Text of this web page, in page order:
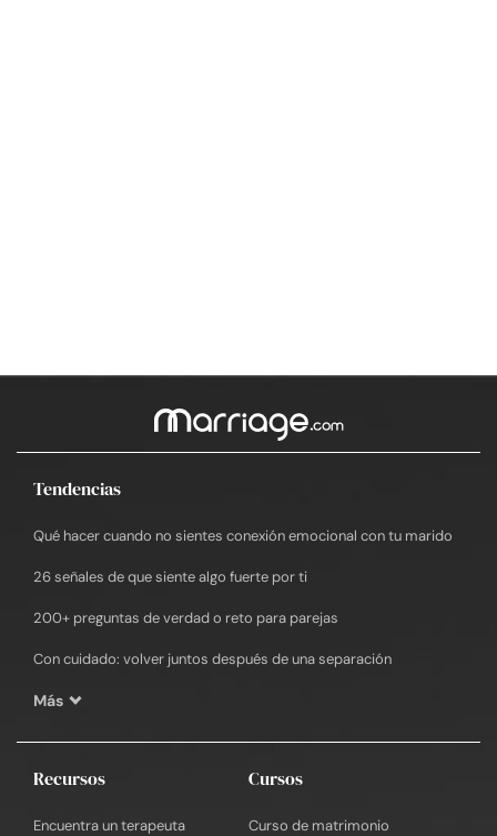
Tendencias
Qué hacer cuando no sientes conexión emocional con tu marido
26 señales de que siente algo fuerte por ti
200+ preguntas de verdad o reto para parejas
Con cuidado: volver juntos después de una separación
Más
Recursos
Encuentra un terapeuta
Cursos
Curso de matrimonio